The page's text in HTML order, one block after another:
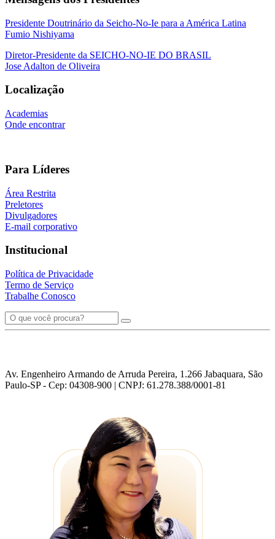
Presidente Doutrinário da Seicho-No-Ie para a América Latina
Fumio Nishiyama
Diretor-Presidente da SEICHO-NO-IE DO BRASIL
Jose Adalton de Oliveira
Localização
Academias
Onde encontrar
Para Líderes
Área Restrita
Preletores
Divulgadores
E-mail corporativo
Institucional
Política de Privacidade
Termo de Serviço
Trabalhe Conosco
Av. Engenheiro Armando de Arruda Pereira, 1.266 Jabaquara, São
Paulo-SP - Cep: 04308-900 | CNPJ: 61.278.388/0001-81